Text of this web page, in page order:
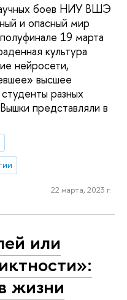
боев НИУ ВШЭ
и опасный мир
19 марта
культура
нейросети,
высшее
разных
представляли в
22 марта, 2023 г.
или
жизни